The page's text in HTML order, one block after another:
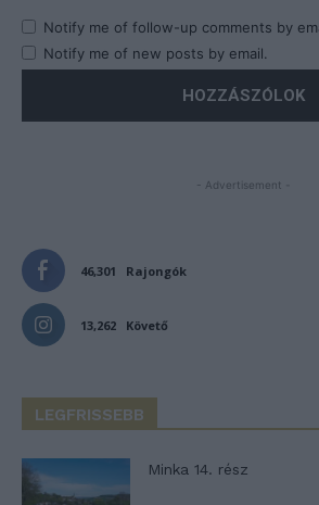
Notify me of follow-up comments by
Notify me of new posts by email.
- Advertisement -
46,301 Rajongók
13,262 Követő
LEGFRISSEBB
Minka 14. rész